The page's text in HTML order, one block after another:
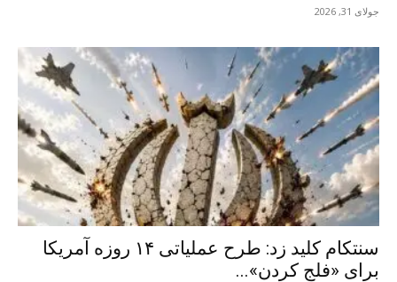
جولای 31, 2026
سنتکام کلید زد: طرح عملیاتی ۱۴ روزه آمریکا
برای «فلج کردن»...